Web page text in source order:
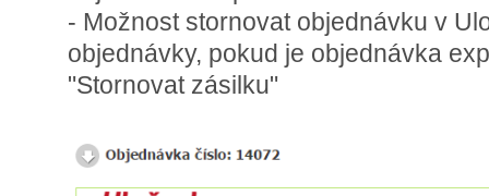
- Možnost stornovat objednávku v
objednávky, pokud je objednávka
"Stornovat zásilku"